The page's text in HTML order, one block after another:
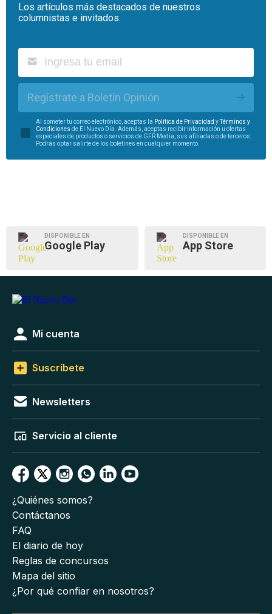
Los artículos más destacados de nuestros
columnistas e invitados.
Regístrate a Boletín Opinión
Al someter tu correo electrónico, aceptas la Política de Privacidad yTérminos y
Condiciones de El Nuevo Día. Además, aceptas recibir información u ofertas
especiales de productos o servicios de GFR Media, sus afiliadas o de terceros.
Podrás optar salirte de los boletines en cualquier momento.
DISPONIBLE EN
Google Play
DISPONIBLE EN
App Store
Mi cuenta
Suscríbete
Newsletters
Servicio al cliente
¿Quiénes somos?
Contáctanos
FAQ
El diario de hoy
Reglas de concursos
Mapa del sitio
¿Por qué confiar en nosotros?